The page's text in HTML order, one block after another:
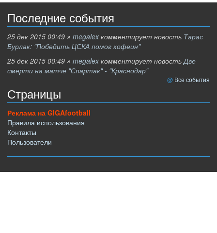
Последние события
25 дек 2015 00:49 » megalex комментирует новость Тарас
Бурлак: "Победить ЦСКА помог кофеин"
25 дек 2015 00:49 » megalex комментирует новость Две
смерти на матче "Спартак" - "Краснодар"
Все события
Страницы
Реклама на GIGAfootball
Правила использования
Контакты
Пользователи